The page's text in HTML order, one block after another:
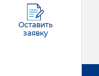
Оставить
заявку